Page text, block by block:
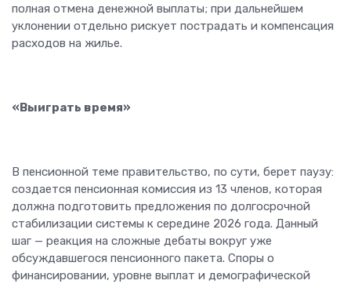
полная отмена денежной выплаты; при дальнейшем
уклонении отдельно рискует пострадать и компенсация
расходов на жилье.
«Выиграть время»
В пенсионной теме правительство, по сути, берет паузу:
создается пенсионная комиссия из 13 членов, которая
должна подготовить предложения по долгосрочной
стабилизации системы к середине 2026 года. Данный
шаг — реакция на сложные дебаты вокруг уже
обсуждавшегося пенсионного пакета. Споры о
финансировании, уровне выплат и демографической